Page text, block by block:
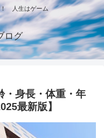
！ 人生はゲーム
ログ
・身長・体重・年
最新版】